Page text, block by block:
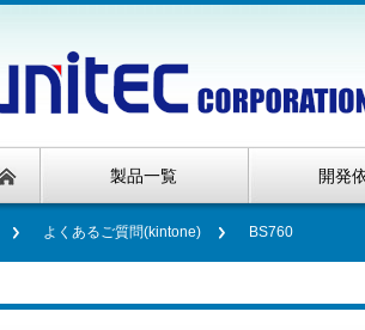
製品一覧 開発
よくあるご質問(kintone) BS760